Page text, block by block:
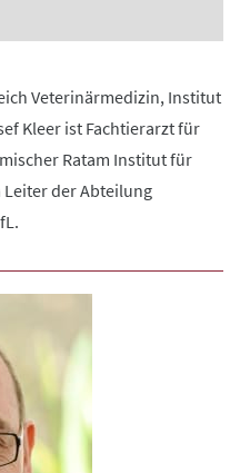
Veterinärmedizin, Institut
Kleer ist Fachtierarzt für
Ratam Institut für
der Abteilung